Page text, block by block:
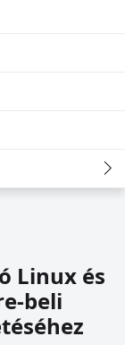
Linux és
beli